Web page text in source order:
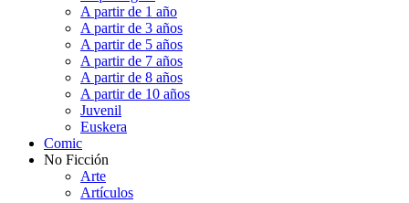
A partir de 1 año
A partir de 3 años
A partir de 5 años
A partir de 7 años
A partir de 8 años
A partir de 10 años
Juvenil
Euskera
Comic
No Ficción
Arte
Artículos